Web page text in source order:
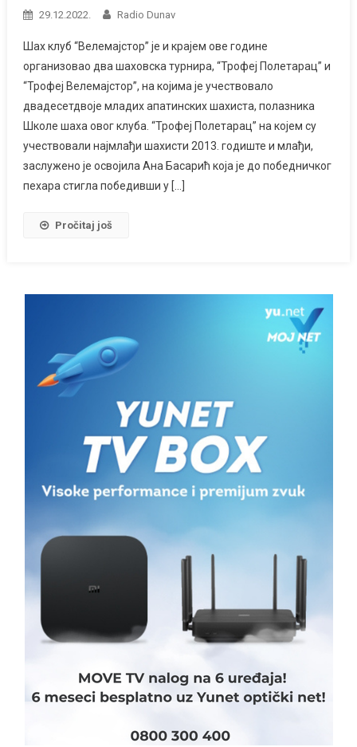
29.12.2022. Radio Dunav
Шах клуб “Велемајстор” је и крајем ове године
организовао два шаховска турнира, “Трофеј Полетарац” и
“Трофеј Велемајстор”, на којима је учествовало
двадесетдвоје младих апатинских шахиста, полазника
Школе шаха овог клуба. “Трофеј Полетарац” на којем су
учествовали најмлађи шахисти 2013. годиште и млађи,
заслужено је освојила Ана Басарић која је до победничког
пехара стигла победивши у […]
Pročitaj još